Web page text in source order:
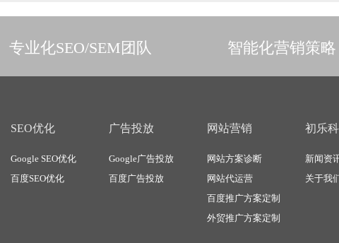
专业化SEO/SEM团队 智能化营销策略
SEO优化
Google SEO优化
百度SEO优化
广告投放
Google广告投放
百度广告投放
网站营销
网站方案诊断
网站代运营
百度推广方案定制
外贸推广方案定制
初乐
新闻资
关于我